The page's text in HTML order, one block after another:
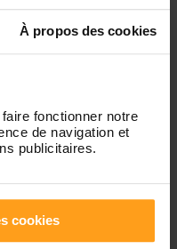
À propos des cookies
fonctionner notre
de navigation et
publicitaires.
cookies
afin de pouvoir